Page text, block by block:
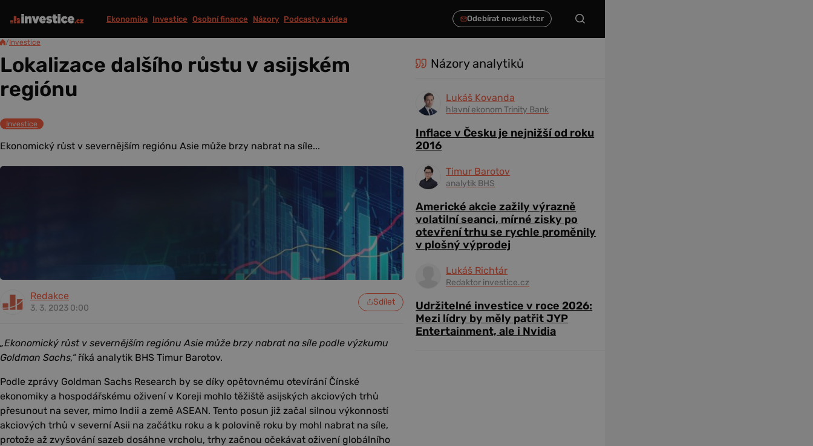
Ekonomika Investice Osobní finance Názory Podcasty a videa
/Investice
Lokalizace dalšího růstu v asijském
regiónu
Investice
Ekonomický růst v severnějším regiónu Asie může brzy nabrat na síle...
Redakce
3. 3. 2023 0:00
Sdílet
„Ekonomický růst v severnějším regiónu Asie může brzy nabrat na síle podle výzkumu
Goldman Sachs,“říká analytik BHS Timur Barotov.
Podle zprávy Goldman Sachs Research by se díky opětovnému otevírání Čínské
ekonomiky a hospodářskému oživení v Koreji mohlo těžiště asijských akciových trhů
přesunout na sever, mimo Indii a země ASEAN. Tento posun již začal silnou výkonností
akciových trhů v severní Asii na začátku roku a k polovině roku by mohl nabrat na síle,
protože až zvyšování sazeb dosáhne vrcholu, trhy začnou očekávat oživení globálního
Názory analytiků
Lukáš Kovanda
hlavní ekonom Trinity Bank
Inflace v Česku je nejnižší od roku
2016
Timur Barotov
analytik BHS
Americké akcie zažily výrazně
volatilní seanci, mírné zisky po
otevření trhu se rychle proměnily
v plošný výprodej
Lukáš Richtár
Redaktor investice.cz
Udržitelné investice v roce 2026:
Mezi lídry by měly patřit JYP
Entertainment, ale i Nvidia